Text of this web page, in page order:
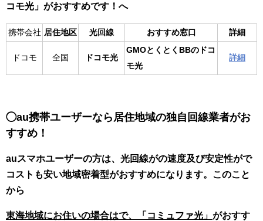
コモ光」がおすすめです！へ
携帯会社 居住地区 光回線 おすすめ窓口 詳細
ドコモ 全国 ドコモ光
GMOとくとくBBのドコ
モ光
詳細
◯au携帯ユーザーなら居住地域の独自回線業者がお
すすめ！
auスマホユーザーの方は、光回線がの速度及び安定性がで
コストも安い地域密着型がおすすめになります。このこと
から
東海地域にお住いの場合はで、「コミュファ光」 がおすす